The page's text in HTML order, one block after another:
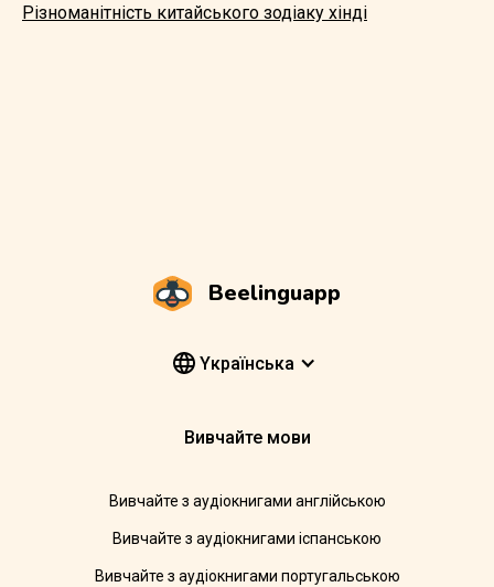
Різноманітність китайського зодіаку хінді
Beelinguapp
Yкраїнська
Вивчайте мови
Вивчайте з аудіокнигами англійською
Вивчайте з аудіокнигами іспанською
Вивчайте з аудіокнигами португальською